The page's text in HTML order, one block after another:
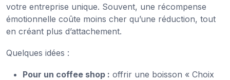
votre entreprise unique. Souvent, une récompense
émotionnelle coûte moins cher qu’une réduction, tout
en créant plus d’attachement.
Quelques idées :
Pour un coffee shop : offrir une boisson « Choix